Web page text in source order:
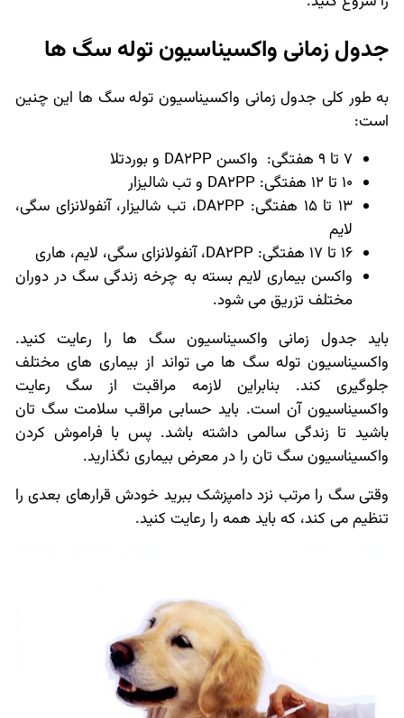
جدول زمانی واکسیناسیون توله سگ ها
به طور کلی جدول زمانی واکسیناسیون توله سگ ها این چنین
است:
7 تا 9 هفتگی: واکسن DA2PP و بوردتلا
10 تا 12 هفتگی: DA2PP و تب شالیزار
13 تا 15 هفتگی: DA2PP، تب شالیزار، آنفولانزای سگی،
لایم
16 تا 17 هفتگی: DA2PP، آنفولانزای سگی، لایم، هاری
واکسن بیماری لایم بسته به چرخه زندگی سگ در دوران
مختلف تزریق می شود.
باید جدول زمانی واکسیناسیون سگ ها را رعایت کنید.
واکسیناسیون توله سگ ها می تواند از بیماری های مختلف
جلوگیری کند. بنابراین لازمه مراقبت از سگ رعایت
واکسیناسیون آن است. باید حسابی مراقب سلامت سگ تان
باشید تا زندگی سالمی داشته باشد. پس با فراموش کردن
واکسیناسیون سگ تان را در معرض بیماری نگذارید.
وقتی سگ را مرتب نزد دامپزشک ببرید خودش قرارهای بعدی را
تنظیم می کند، که باید همه را رعایت کنید.